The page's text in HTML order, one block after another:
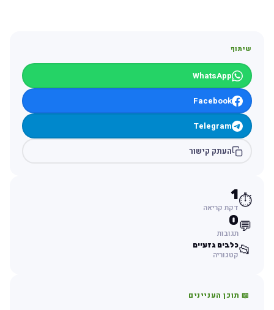
שיתוף
WhatsApp
Facebook
Telegram
העתק קישור
⏱️
1
דקת קריאה
💬
0
תגובות
📂כלבים גזעיים
קטגוריה
📖 תוכן העניינים